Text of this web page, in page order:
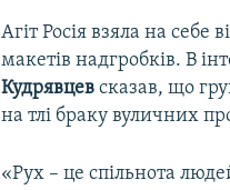
Агіт Росія взяла на себе
макетів надгробків. В
Кудрявцев сказав, що
на тлі браку вуличних
«Рух – це спільнота